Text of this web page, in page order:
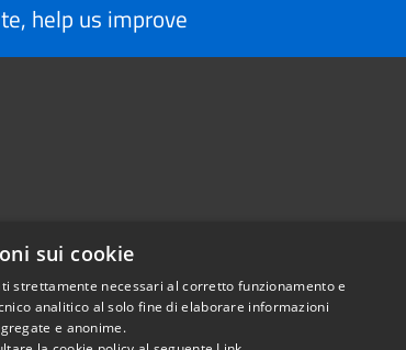
help us improve
sui cookie
strettamente necessari al corretto funzionamento e
analitico al solo fine di elaborare informazioni
e anonime.